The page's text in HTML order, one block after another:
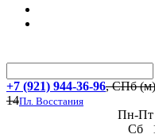
+7 (921) 944-36-96, СПб (м)
14Пл. Восстания
Пн-
Сб